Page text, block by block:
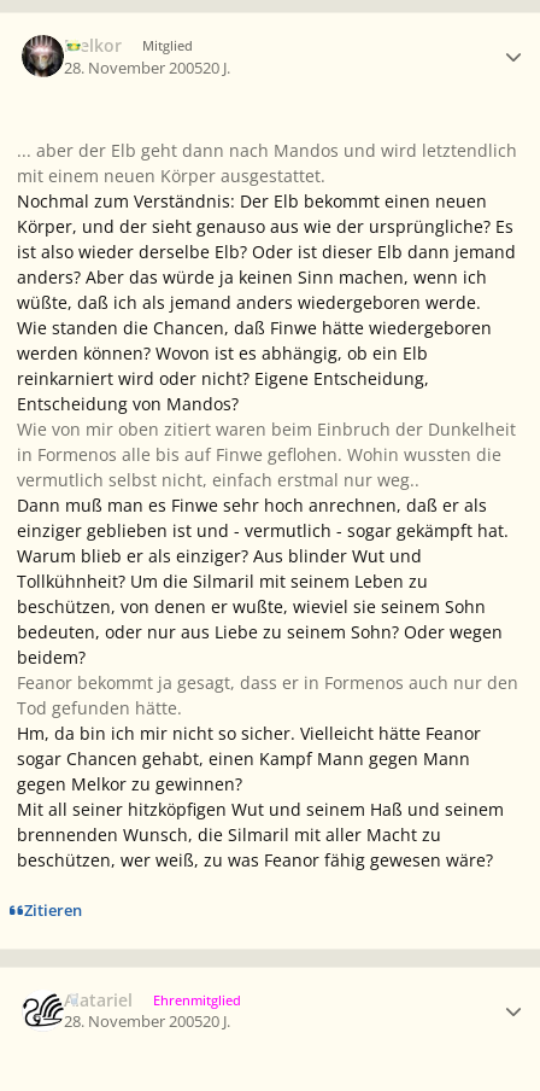
Melkor Mitglied
28. November 200520 J.
... aber der Elb geht dann nach Mandos und wird letztendlich
mit einem neuen Körper ausgestattet.
Nochmal zum Verständnis: Der Elb bekommt einen neuen
Körper, und der sieht genauso aus wie der ursprüngliche? Es
ist also wieder derselbe Elb? Oder ist dieser Elb dann jemand
anders? Aber das würde ja keinen Sinn machen, wenn ich
wüßte, daß ich als jemand anders wiedergeboren werde.
Wie standen die Chancen, daß Finwe hätte wiedergeboren
werden können? Wovon ist es abhängig, ob ein Elb
reinkarniert wird oder nicht? Eigene Entscheidung,
Entscheidung von Mandos?
Wie von mir oben zitiert waren beim Einbruch der Dunkelheit
in Formenos alle bis auf Finwe geflohen. Wohin wussten die
vermutlich selbst nicht, einfach erstmal nur weg..
Dann muß man es Finwe sehr hoch anrechnen, daß er als
einziger geblieben ist und - vermutlich - sogar gekämpft hat.
Warum blieb er als einziger? Aus blinder Wut und
Tollkühnheit? Um die Silmaril mit seinem Leben zu
beschützen, von denen er wußte, wieviel sie seinem Sohn
bedeuten, oder nur aus Liebe zu seinem Sohn? Oder wegen
beidem?
Feanor bekommt ja gesagt, dass er in Formenos auch nur den
Tod gefunden hätte.
Hm, da bin ich mir nicht so sicher. Vielleicht hätte Feanor
sogar Chancen gehabt, einen Kampf Mann gegen Mann
gegen Melkor zu gewinnen?
Mit all seiner hitzköpfigen Wut und seinem Haß und seinem
brennenden Wunsch, die Silmaril mit aller Macht zu
beschützen, wer weiß, zu was Feanor fähig gewesen wäre?
Zitieren
Alatariel Ehrenmitglied
28. November 200520 J.